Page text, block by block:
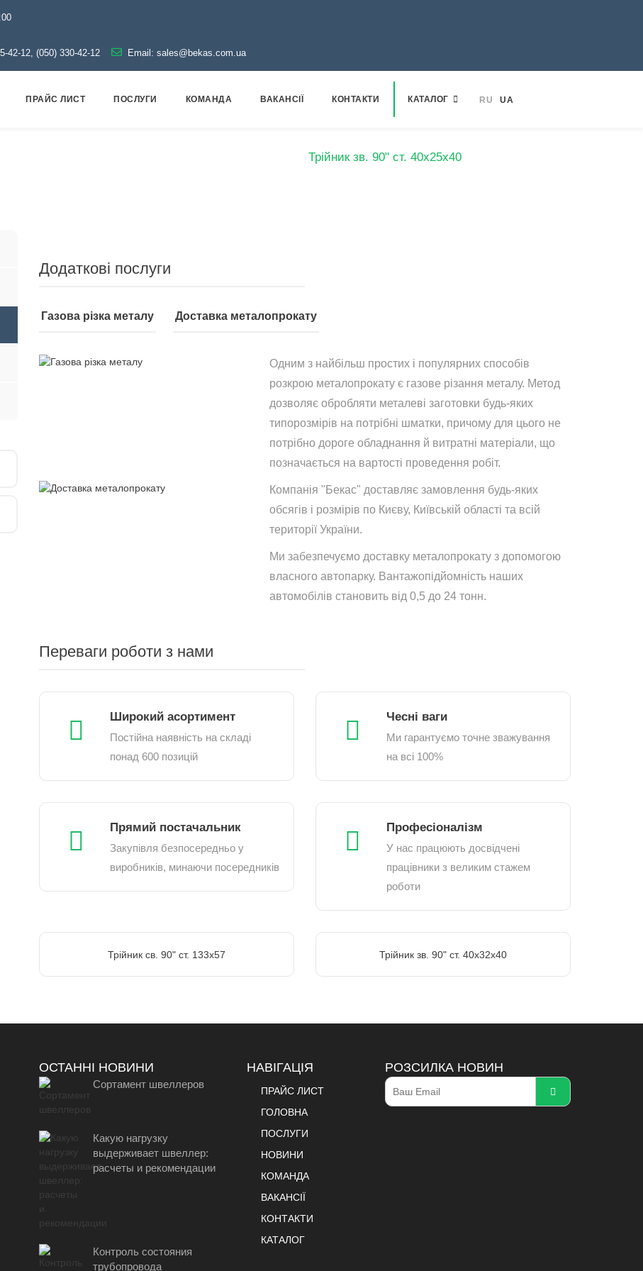
42-12, (050) 330-42-12 Email: sales@bekas.com.ua
ПРАЙС ЛИСТ ПОСЛУГИ КОМАНДА ВАКАНСІЇ КОНТАКТИ КАТАЛОГ RU UA
Трійник зв. 90" ст. 40х25х40
Додаткові послуги
Газова різка металу Доставка металопрокату
Одним з найбільш простих і популярних способів
розкрою металопрокату є газове різання металу. Метод
дозволяє обробляти металеві заготовки будь-яких
типорозмірів на потрібні шматки, причому для цього не
потрібно дороге обладнання й витратні матеріали, що
позначається на вартості проведення робіт.
Компанія "Бекас" доставляє замовлення будь-яких
обсягів і розмірів по Києву, Київській області та всій
території України.
Ми забезпечуємо доставку металопрокату з допомогою
власного автопарку. Вантажопідйомність наших
автомобілів становить від 0,5 до 24 тонн.
Переваги роботи з нами
Широкий асортимент
Постійна наявність на складі
понад 600 позицій
Чесні ваги
Ми гарантуємо точне зважування
на всі 100%
Прямий постачальник
Закупівля безпосередньо у
виробників, минаючи посередників
Професіоналізм
У нас працюють досвідчені
працівники з великим стажем
роботи
Трійник св. 90" ст. 133х57 Трійник зв. 90" ст. 40х32х40
ОСТАННІ НОВИНИ
Сортамент швеллеров
Какую нагрузку
выдерживает швеллер:
расчеты и рекомендации
Контроль состояния
трубопровода
НАВІГАЦІЯ
ПРАЙС ЛИСТ
ГОЛОВНА
ПОСЛУГИ
НОВИНИ
КОМАНДА
ВАКАНСІЇ
КОНТАКТИ
КАТАЛОГ
РОЗСИЛКА НОВИН